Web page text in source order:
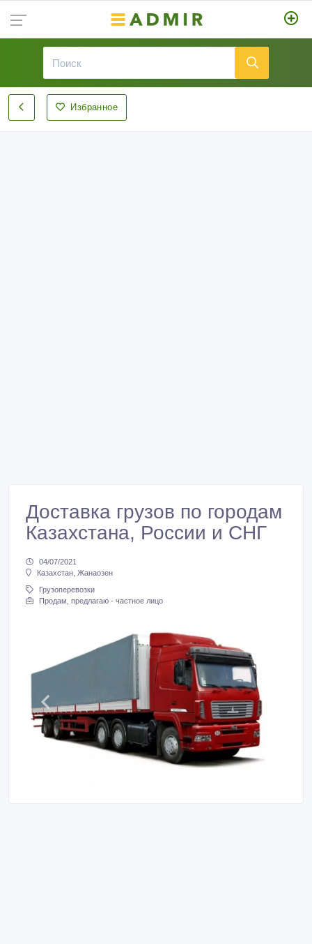
Избранное
Доставка грузов по городам
Казахстана, России и СНГ
04/07/2021
Казахстан, Жанаозен
Грузоперевозки
Продам, предлагаю - частное лицо